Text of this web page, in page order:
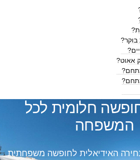
אאוט?
חלומית לכל
המשפחה
האידיאלית לחופשה משפחתית